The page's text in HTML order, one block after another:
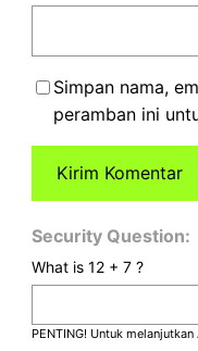
Simpan nama,
peramban ini
Security Question:
What is 12 + 7 ?
PENTING! Untuk